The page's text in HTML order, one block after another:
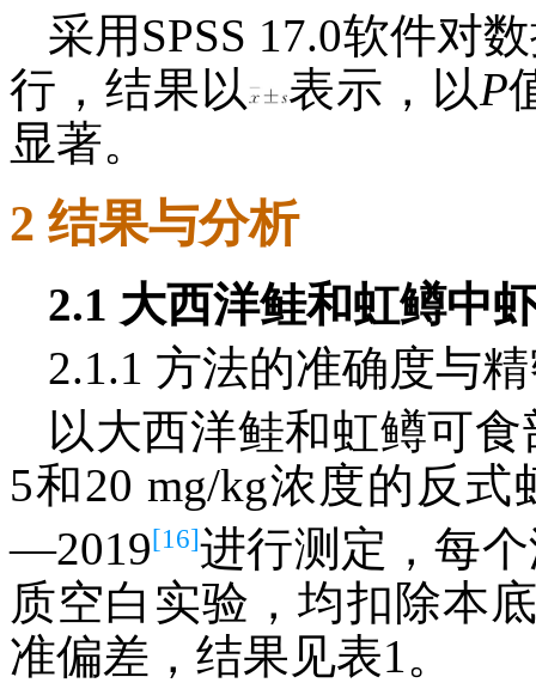
采用SPSS 17.0软件对
行，结果以
表示，以P
显著。
2 结果与分析
2.1 大西洋鲑和虹鳟中
2.1.1 方法的准确度与
以大西洋鲑和虹鳟可
5和20 mg/kg浓度的反式
—2019[16]进行测定，每
质空白实验，均扣除本
准偏差，结果见表1。